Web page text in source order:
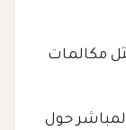
مكالمات
حول